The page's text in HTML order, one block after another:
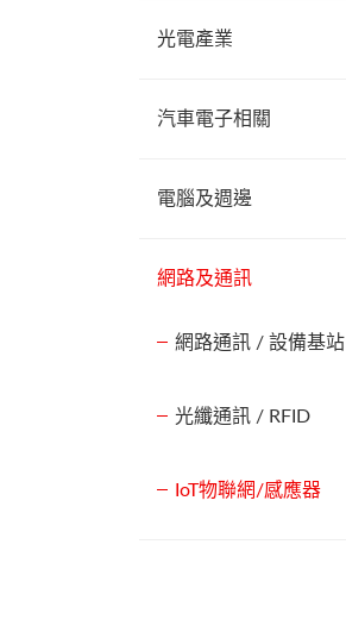
光電產業
汽車電子相關
電腦及週邊
網路及通訊
網路通訊 / 設備基站
光纖通訊 / RFID
IoT物聯網/感應器